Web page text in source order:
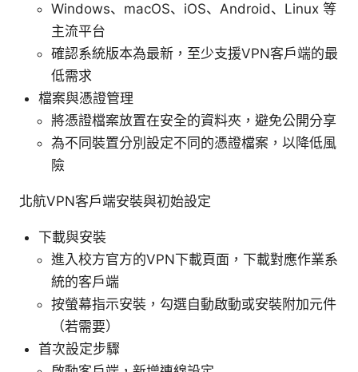
Windows、macOS、iOS、Android、Linux 等
主流平台
確認系統版本為最新，至少支援VPN客戶端的最
低需求
檔案與憑證管理
將憑證檔案放置在安全的資料夾，避免公開分享
為不同裝置分別設定不同的憑證檔案，以降低風
險
北航VPN客戶端安裝與初始設定
下載與安裝
進入校方官方的VPN下載頁面，下載對應作業系
統的客戶端
按螢幕指示安裝，勾選自動啟動或安裝附加元件
（若需要）
首次設定步驟